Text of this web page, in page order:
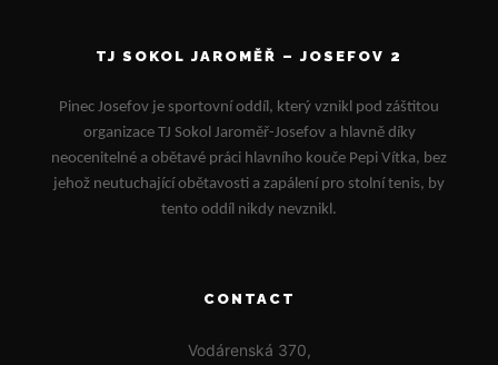
TJ SOKOL JAROMĚŘ – JOSEFOV 2
Pinec Josefov je sportovní oddíl, který vznikl pod záštitou
organizace TJ Sokol Jaroměř-Josefov a hlavně díky
neocenitelné a obětavé práci hlavního kouče Pepi Vítka, bez
jehož neutuchající obětavosti a zapálení pro stolní tenis, by
tento oddíl nikdy nevznikl.
CONTACT
Vodárenská 370,